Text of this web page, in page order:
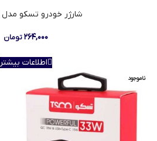
شارژر خودرو تسکو مدل TCG 35
۲۶۴,۰۰۰تومان
اطلاعات بیشتر
ناموجود